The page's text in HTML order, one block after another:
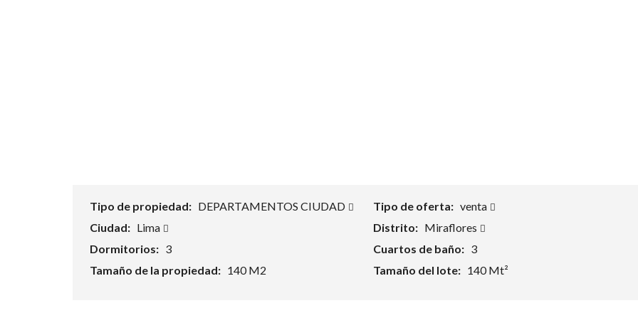
Tipo de propiedad: DEPARTAMENTOS CIUDAD Tipo de oferta: venta
Ciudad: Lima Distrito: Miraflores
Dormitorios: 3 Cuartos de baño: 3
Tamaño de la propiedad: 140 M2 Tamaño del lote: 140 Mt²